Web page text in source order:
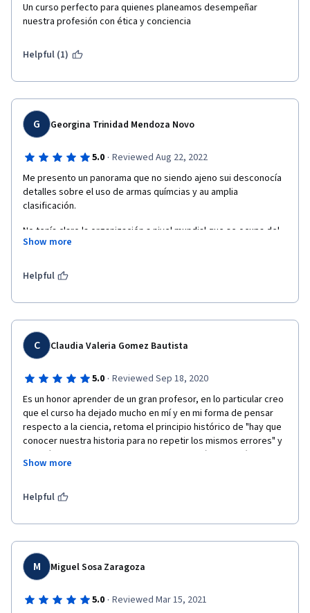
Un curso perfecto para quienes planeamos desempeñar
nuestra profesión con ética y conciencia
Helpful (1)
G Georgina Trinidad Mendoza Novo
5.0 · Reviewed Aug 22, 2022
Me presento un panorama que no siendo ajeno sui desconocía
detalles sobre el uso de armas químcias y au amplia
clasificación.
No tenía claro la organización a nivel mundial que se ocupa del
.control, elimicación y transferencia de armamento químico. Me
las armas sobrantes una vez que concluyeron los diferentes
excedentes de armas sin visualizar las consecuencias al paso
En resumen, es un curso que nos proporciona conocimientos y
sobre todo nos invita a tomar conciencia  a favor de una
Me gusto mucho y lo recomendaría ampliamente.
Show more
Helpful
C Claudia Valeria Gomez Bautista
5.0 · Reviewed Sep 18, 2020
Es un honor aprender de un gran profesor, en lo particular creo
que el curso ha dejado mucho en mí y en mi forma de pensar
respecto a la ciencia, retoma el principio histórico de "hay que
conocer nuestra historia para no repetir los mismos errores" y
también te hace pensar que no todos son números, fórmulas,
experimentos; sino que también cada buen científico tiene una
de la humanidad
Show more
Helpful
M Miguel Sosa Zaragoza
5.0 · Reviewed Mar 15, 2021